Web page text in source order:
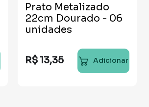
Prato Metalizado
22cm Dourado - 06
unidades
R$ 13,35 Adicionar